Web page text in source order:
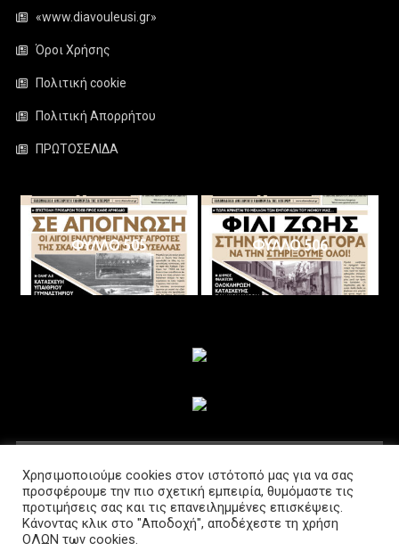
«www.diavouleusi.gr»
Όροι Χρήσης
Πολιτική cookie
Πολιτική Απορρήτου
ΠΡΩΤΟΣΕΛΙΔΑ
ΦΥΛΛΟ 505 ΦΥΛΛΟ 506
Χρησιμοποιούμε cookies στον ιστότοπό μας για να σας
προσφέρουμε την πιο σχετική εμπειρία, θυμόμαστε τις
προτιμήσεις σας και τις επανειλημμένες επισκέψεις.
Κάνοντας κλικ στο "Αποδοχή", αποδέχεστε τη χρήση
ΟΛΩΝ των cookies.